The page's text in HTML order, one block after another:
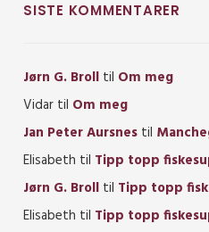
SISTE KOMMENTARER
Jørn G. Broll til Om meg
Vidar til Om meg
Jan Peter Aursnes til
Elisabeth til Tipp topp
Jørn G. Broll til Tipp topp
Elisabeth til Tipp topp